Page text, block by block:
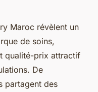
Maroc révèlent un
de soins,
qualité-prix attractif
De
partagent des